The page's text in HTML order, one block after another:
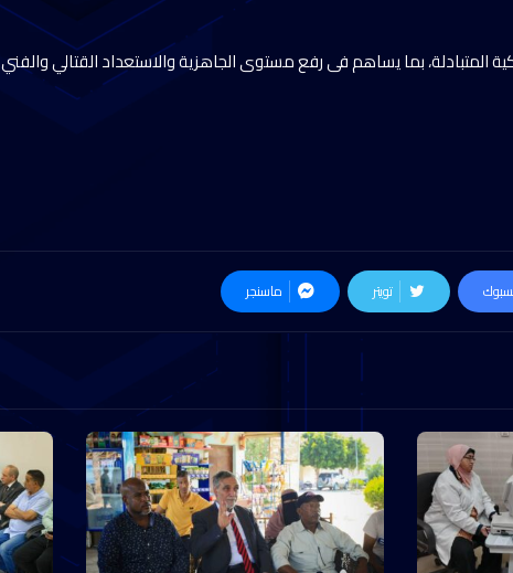
المتبادلة، بما يساهم فى رفع مستوى الجاهزية والاستعداد القتالي والفني
تويتر ماسنجر